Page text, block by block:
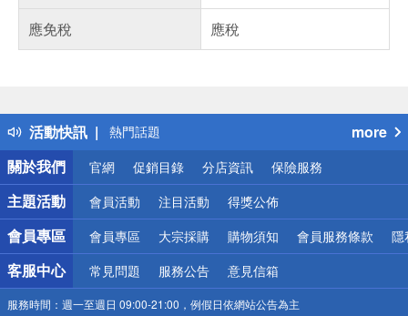
應免稅
應稅
活動快訊
得獎公告
熱門話題
銀行優惠
偏遠地區配送
詐騙網頁！請小心！
more
關於我們
官網 促銷目錄 分店資訊 保險服務
主題活動 會員活動 注目活動 得獎公佈
會員專區 會員專區 大宗採購 購物須知 會員服務條款 隱
客服中心 常見問題 服務公告 意見信箱
服務時間： 週一至週日 09:00-21:00，例假日依網站公告為主